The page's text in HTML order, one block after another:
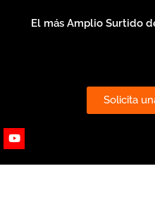
El más Amplio Surtido
Solicita
Youtube